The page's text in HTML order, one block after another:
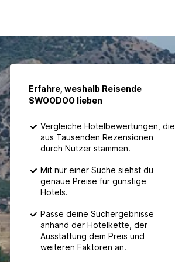
Erfahre, weshalb Reisende
SWOODOO lieben
Vergleiche Hotelbewertungen, die
aus Tausenden Rezensionen
durch Nutzer stammen.
Mit nur einer Suche siehst du
genaue Preise für günstige
Hotels.
Passe deine Suchergebnisse
anhand der Hotelkette, der
Ausstattung dem Preis und
weiteren Faktoren an.